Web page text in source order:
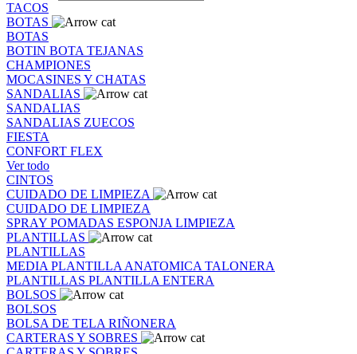
TACOS
BOTAS
BOTAS
BOTIN BOTA TEJANAS
CHAMPIONES
MOCASINES Y CHATAS
SANDALIAS
SANDALIAS
SANDALIAS ZUECOS
FIESTA
CONFORT FLEX
Ver todo
CINTOS
CUIDADO DE LIMPIEZA
CUIDADO DE LIMPIEZA
SPRAY POMADAS ESPONJA LIMPIEZA
PLANTILLAS
PLANTILLAS
MEDIA PLANTILLA ANATOMICA TALONERA
PLANTILLAS PLANTILLA ENTERA
BOLSOS
BOLSOS
BOLSA DE TELA RIÑONERA
CARTERAS Y SOBRES